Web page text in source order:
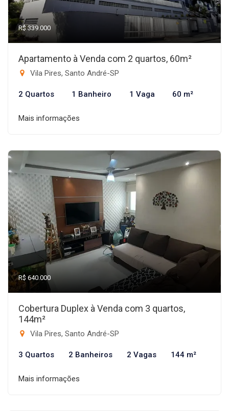
R$ 339.000
Apartamento à Venda com 2 quartos, 60m²
Vila Pires, Santo André-SP
2 Quartos 1 Banheiro 1 Vaga 60 m²
Mais informações
R$ 640.000
Cobertura Duplex à Venda com 3 quartos,
144m²
Vila Pires, Santo André-SP
3 Quartos 2 Banheiros 2 Vagas 144 m²
Mais informações